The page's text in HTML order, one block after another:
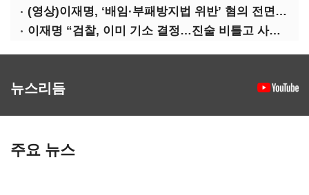
(영상)이재명, ‘배임·부패방지법 위반’ 혐의 전면 반박(종합)
이재명 “검찰, 이미 기소 결정…진술 비틀고 사건 조작에 악용”
뉴스리듬
주요 뉴스